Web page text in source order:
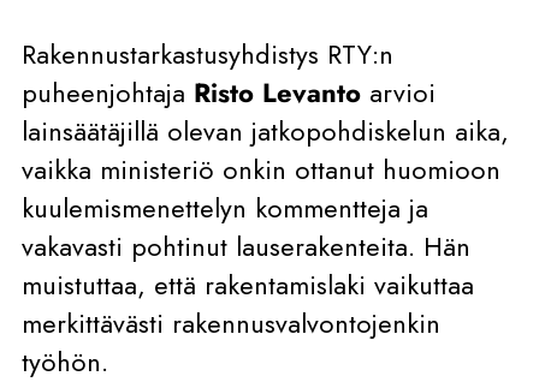
Rakennustarkastusyhdistys RTY:n
puheenjohtaja Risto Levanto arvioi
lainsäätäjillä olevan jatkopohdiskelun aika,
vaikka ministeriö onkin ottanut huomioon
kuulemismenettelyn kommentteja ja
vakavasti pohtinut lauserakenteita. Hän
muistuttaa, että rakentamislaki vaikuttaa
merkittävästi rakennusvalvontojenkin
työhön.